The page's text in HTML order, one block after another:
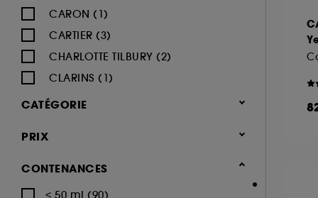
CARON (1)
CARTIER (3)
CHARLOTTE TILBURY (2)
CLARINS (1)
DIESEL (4)
GIVENCHY (7)
CATÉGORIE
Parfum
Coffrets parfum femme (176)
PRIX
CONTENANCES
≤ 50 ml (90)